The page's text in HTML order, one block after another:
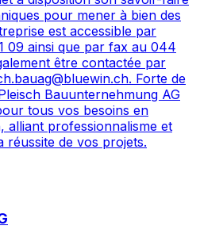
pour mener à bien des
est accessible par
09 ainsi que par fax au 044
être contactée par
Forte de
Bauunternehmung AG
tous vos besoins en
alliant professionnalisme et
de vos projets.